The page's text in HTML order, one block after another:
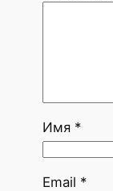
Имя *
Email *